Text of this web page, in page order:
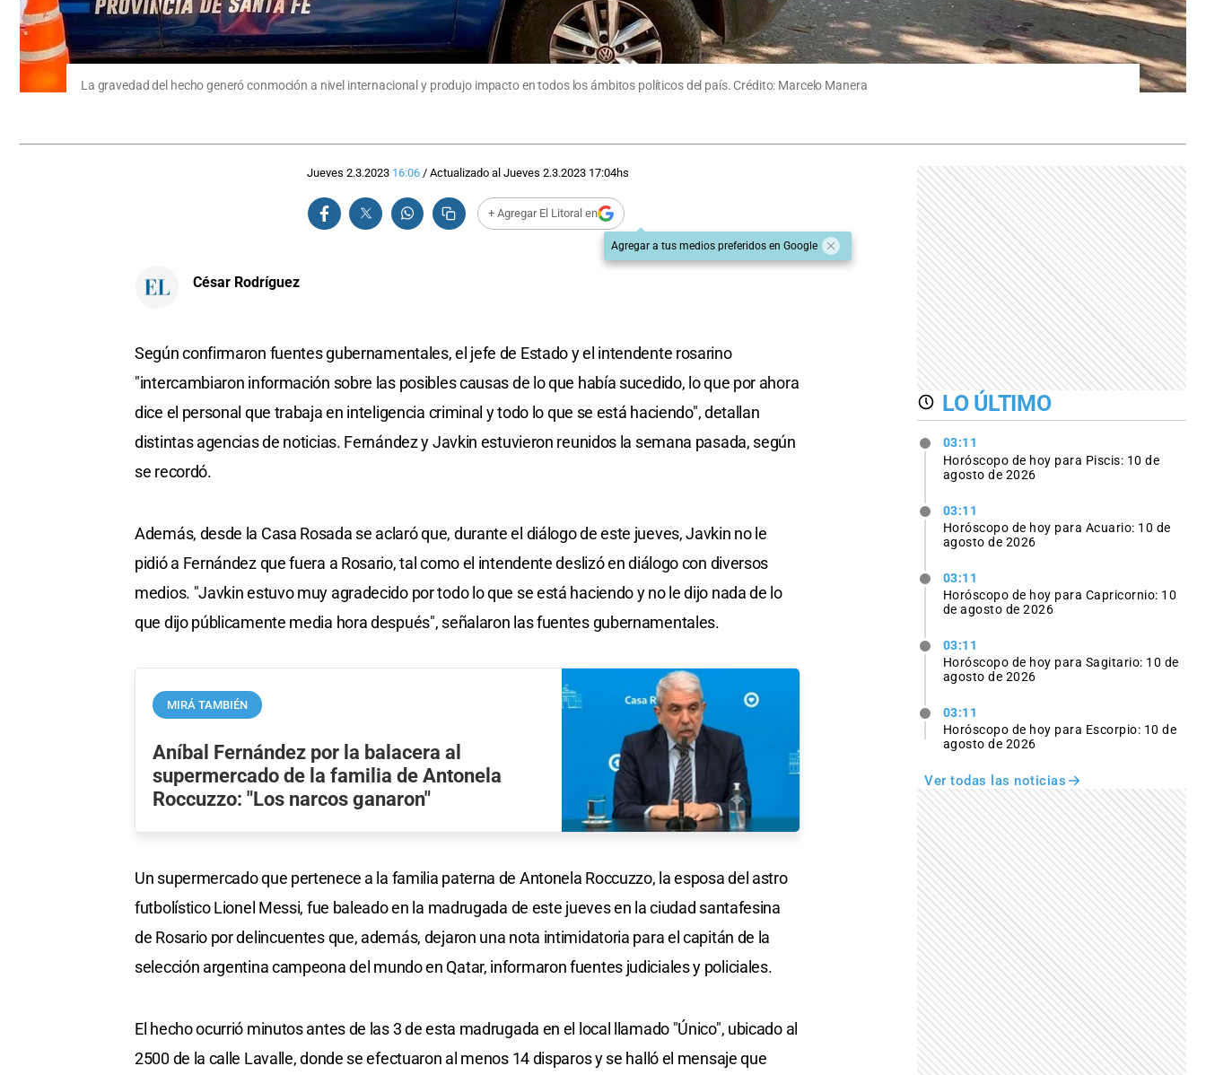
La gravedad del hecho generó conmoción a nivel internacional y produjo impacto en todos los ámbitos políticos del país. Crédito: Marcelo Manera
Jueves 2.3.2023 16:06/ Actualizado al Jueves 2.3.2023 17:04hs
+ Agregar El Litoral en
Agregar a tus medios preferidos en Google
César Rodríguez
Según confirmaron fuentes gubernamentales, el jefe de Estado y el intendente rosarino
"intercambiaron información sobre las posibles causas de lo que había sucedido, lo que por ahora
dice el personal que trabaja en inteligencia criminal y todo lo que se está haciendo", detallan
distintas agencias de noticias. Fernández y Javkin estuvieron reunidos la semana pasada, según
se recordó.
Además, desde la Casa Rosada se aclaró que, durante el diálogo de este jueves, Javkin no le
pidió a Fernández que fuera a Rosario, tal como el intendente deslizó en diálogo con diversos
medios. "Javkin estuvo muy agradecido por todo lo que se está haciendo y no le dijo nada de lo
que dijo públicamente media hora después", señalaron las fuentes gubernamentales.
MIRÁ TAMBIÉN
Aníbal Fernández por la balacera al
supermercado de la familia de Antonela
Roccuzzo: "Los narcos ganaron"
Un supermercado que pertenece a la familia paterna de Antonela Roccuzzo, la esposa del astro
futbolístico Lionel Messi, fue baleado en la madrugada de este jueves en la ciudad santafesina
de Rosario por delincuentes que, además, dejaron una nota intimidatoria para el capitán de la
selección argentina campeona del mundo en Qatar, informaron fuentes judiciales y policiales.
El hecho ocurrió minutos antes de las 3 de esta madrugada en el local llamado "Único", ubicado al
2500 de la calle Lavalle, donde se efectuaron al menos 14 disparos y se halló el mensaje que
LO ÚLTIMO
03:11
Horóscopo de hoy para Piscis: 10 de
agosto de 2026
03:11
Horóscopo de hoy para Acuario: 10 de
agosto de 2026
03:11
Horóscopo de hoy para Capricornio: 10
de agosto de 2026
03:11
Horóscopo de hoy para Sagitario: 10 de
agosto de 2026
03:11
Horóscopo de hoy para Escorpio: 10 de
agosto de 2026
Ver todas las noticias